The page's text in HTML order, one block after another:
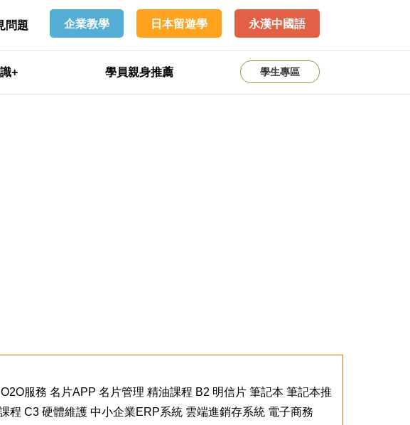
問題 企業教學 日本留遊學 永漢中國語
+ 學員親身推薦 學生專區
O2O服務 名片APP 名片管理 精油課程 B2 明信片 筆記本 筆記本推
程 C3 硬體維護 中小企業ERP系統 雲端進銷存系統 電子商務